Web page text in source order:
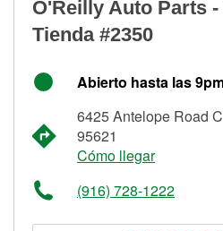
O'Reilly Auto Parts
Tienda #2350
Abierto hasta las
6425 Antelope Road
95621
Cómo llegar
(916) 728-1222